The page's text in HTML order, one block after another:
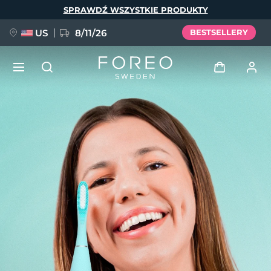
SPRAWDŹ WSZYSTKIE PRODUKTY
US 8/11/26 BESTSELLERY
Profil użytkownika
Moje urządzenia
Moje zamówienia
Moje adresy
Moje subskrypcje
FAQ™ Pure Beauty-Tech Elixir
BREAKING NEWS
issa™ Teeth Whitening Set
Deutsch
Español
Français
Italiano
Português
Svenska
Русский
简体中文 繁體中文